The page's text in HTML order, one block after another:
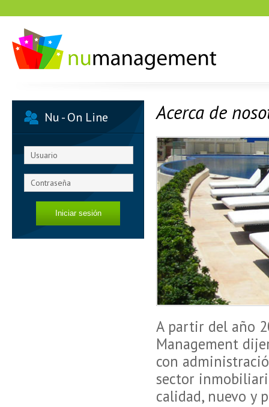
Nu - On Line
Iniciar sesión
Acerca de
A partir del año
Management
con
sector
calidad, nuevo y